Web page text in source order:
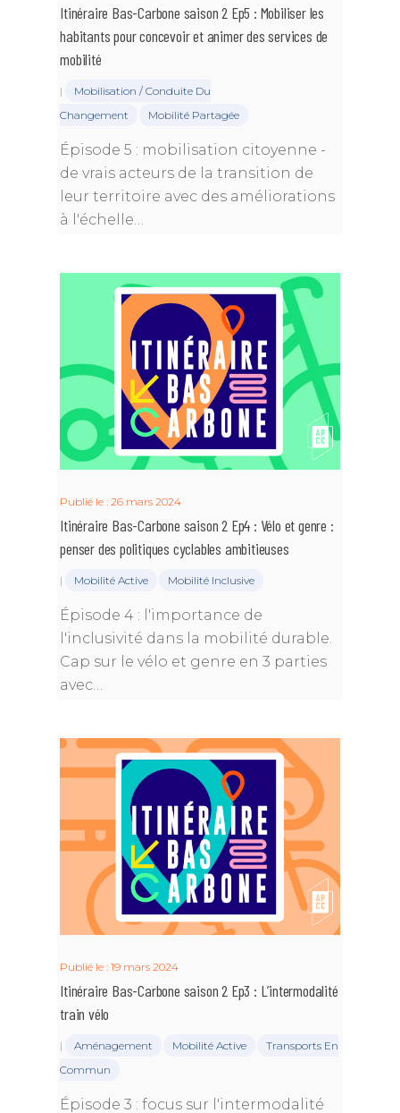
Itinéraire Bas-Carbone saison 2 Ep5 : Mobiliser les
habitants pour concevoir et animer des services de
mobilité
|
Mobilisation / Conduite Du
Changement
Mobilité Partagée
Épisode 5 : mobilisation citoyenne -
de vrais acteurs de la transition de
leur territoire avec des améliorations
à l'échelle…
Publié le : 26 mars 2024
Itinéraire Bas-Carbone saison 2 Ep4 : Vélo et genre :
penser des politiques cyclables ambitieuses
| Mobilité Active Mobilité Inclusive
Épisode 4 : l'importance de
l'inclusivité dans la mobilité durable.
Cap sur le vélo et genre en 3 parties
avec…
Publié le : 19 mars 2024
Itinéraire Bas-Carbone saison 2 Ep3 : L’intermodalité
train vélo
| Aménagement Mobilité Active
Transports En
Commun
Épisode 3 : focus sur l'intermodalité